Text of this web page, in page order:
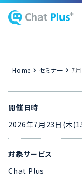
Home セミナー 7
開催日時
2026年7月23日(木
対象サービス
Chat Plus